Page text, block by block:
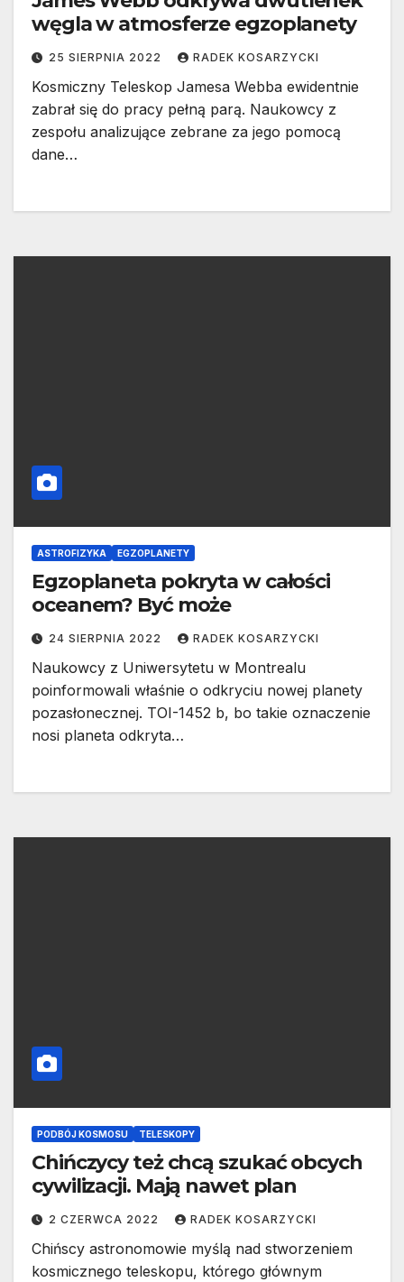
węgla w atmosferze egzoplanety
25 SIERPNIA 2022 RADEK KOSARZYCKI
Kosmiczny Teleskop Jamesa Webba ewidentnie
zabrał się do pracy pełną parą. Naukowcy z
zespołu analizujące zebrane za jego pomocą
dane…
ASTROFIZYKA EGZOPLANETY
Egzoplaneta pokryta w całości
oceanem? Być może
24 SIERPNIA 2022 RADEK KOSARZYCKI
Naukowcy z Uniwersytetu w Montrealu
poinformowali właśnie o odkryciu nowej planety
pozasłonecznej. TOI-1452 b, bo takie oznaczenie
nosi planeta odkryta…
PODBÓJ KOSMOSU TELESKOPY
Chińczycy też chcą szukać obcych
cywilizacji. Mają nawet plan
2 CZERWCA 2022 RADEK KOSARZYCKI
Chińscy astronomowie myślą nad stworzeniem
kosmicznego teleskopu, którego głównym